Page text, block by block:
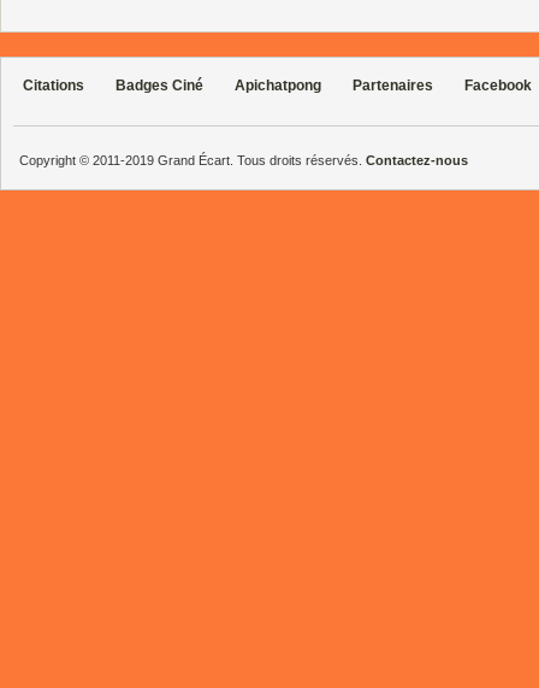
Citations Badges Ciné Apichatpong Partenaires Facebook
Copyright © 2011-2019 Grand Écart. Tous droits réservés. Contactez-nous